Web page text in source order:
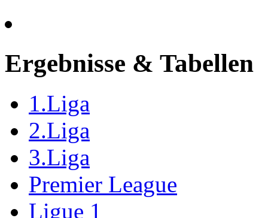
Ergebnisse & Tabellen
1.Liga
2.Liga
3.Liga
Premier League
Ligue 1